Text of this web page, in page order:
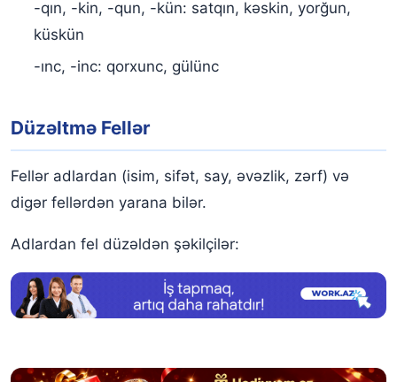
-qın, -kin, -qun, -kün: satqın, kəskin, yorğun,
küskün
-ınc, -inc: qorxunc, gülünc
Düzəltmə Fellər
Fellər adlardan (isim, sifət, say, əvəzlik, zərf) və
digər fellərdən yarana bilər.
Adlardan fel düzəldən şəkilçilər: